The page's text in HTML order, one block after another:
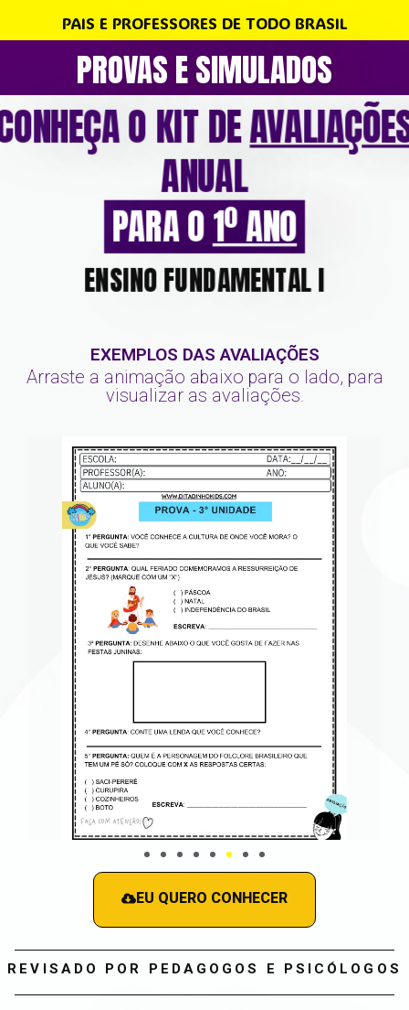
PAIS E PROFESSORES DE TODO BRASIL
PROVAS E SIMULADOS
O KIT DE
ANUAL
PARA O1º ANO
ENSINO FUNDAMENTAL l
EXEMPLOS DAS AVALIAÇÕES
Arraste a animação abaixo para o lado, para
visualizar as avaliações.
EU QUERO CONHECER
REVISADO POR PEDAGOGOS E PSICÓLOGOS